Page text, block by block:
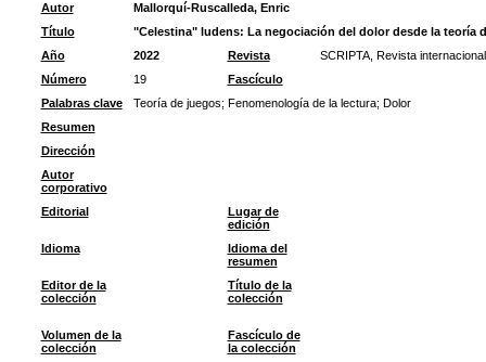
Autor
Mallorquí-Ruscalleda, Enric
Título
"Celestina" ludens: La negociación del dolor desde la teoría
Año
2022 Revista
SCRIPTA, Revista
Número
19
Fascículo
Palabras clave
Teoría de juegos; Fenomenología de la lectura; Dolor
Resumen
Dirección
Autor
corporativo
Editorial
Lugar de
edición
Idioma
Idioma del
resumen
Editor de la
colección
Título de la
colección
Volumen de la
colección
Fascículo de
la colección